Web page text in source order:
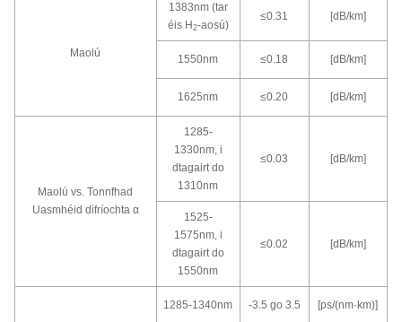
Maolú
1383nm (tar
éis H 2-aosú)
≤0.31 [dB/km]
1550nm ≤0.18 [dB/km]
1625nm ≤0.20 [dB/km]
Maolú vs. Tonnfhad
Uasmhéid difríochta α
1285-
1330nm, i
dtagairt do
1310nm
≤0.03 [dB/km]
1525-
1575nm, i
dtagairt do
1550nm
≤0.02 [dB/km]
1285-1340nm -3.5 go 3.5 [ps/(nm·km)]